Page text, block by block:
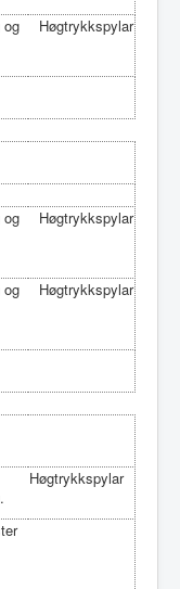
og
Høgtrykkspylar
og
Høgtrykkspylar
og
Høgtrykkspylar
Høgtrykkspylar